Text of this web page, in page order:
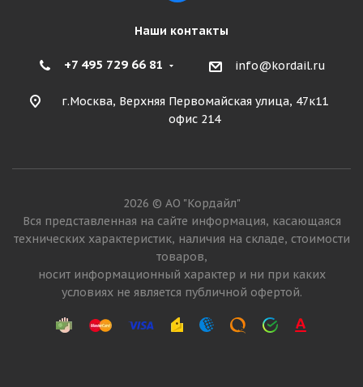
Наши контакты
+7 495 729 66 81 info@kordail.ru
г.Москва, Верхняя Первомайская улица, 47к11
офис 214
2026 © АО "Кордайл"
Вся представленная на сайте информация, касающаяся
технических характеристик, наличия на складе, стоимости
товаров,
носит информационный характер и ни при каких
условиях не является публичной офертой.